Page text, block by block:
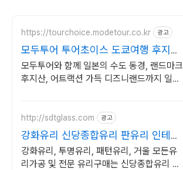
https://tourchoice.modetour.co.kr 광고
모두투어 투어초이스 도쿄여행 후지산,
온천,디즈니를 한번에
모두투어와 함께 일본의 수도 동경, 랜드마크
후지산, 어트랙션 가득 디즈니랜드까지 일본
http://sdtglass.com 광고
강화유리 신당종합유리 판유리 인테리
어유리 가공
강화유리, 투명유리, 패턴유리, 거울 모든유
리가공 및 전문 유리구매는 신당종합유리 강